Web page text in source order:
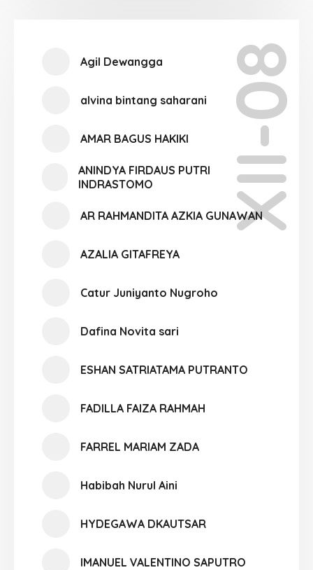
XII-08
Agil Dewangga
alvina bintang saharani
AMAR BAGUS HAKIKI
ANINDYA FIRDAUS PUTRI
INDRASTOMO
AR RAHMANDITA AZKIA GUNAWAN
AZALIA GITAFREYA
Catur Juniyanto Nugroho
Dafina Novita sari
ESHAN SATRIATAMA PUTRANTO
FADILLA FAIZA RAHMAH
FARREL MARIAM ZADA
Habibah Nurul Aini
HYDEGAWA DKAUTSAR
IMANUEL VALENTINO SAPUTRO